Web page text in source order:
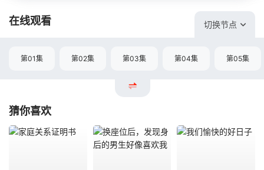
在线观看 切换节点
第01集 第02集 第03集 第04集 第05集
猜你喜欢